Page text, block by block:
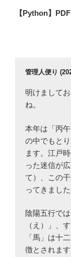
ゲ
の
【Python】
管理人便り
明けまして
ね。
本年は「丙
の中でもと
ます。江戸
った迷信が
て）、この
ってきまし
陰陽五行で
（え）」、
「馬」は十
徴とされま